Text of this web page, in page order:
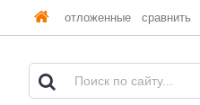
отложенные сравнить